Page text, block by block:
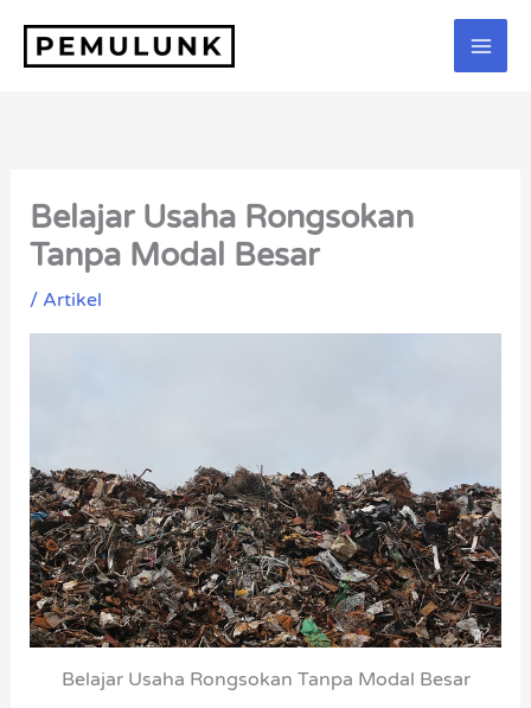
Belajar Usaha Rongsokan
Tanpa Modal Besar
/ Artikel
Belajar Usaha Rongsokan Tanpa Modal Besar